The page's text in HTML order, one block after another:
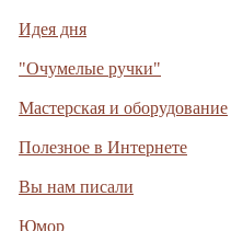
Идея дня
"Очумелые ручки"
Мастерская и оборудование
Полезное в Интернете
Вы нам писали
Юмор